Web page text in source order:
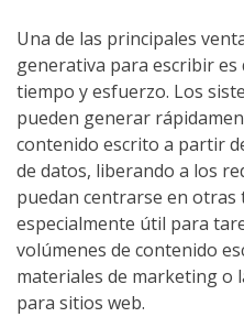
Una de las principales
generativa para escribir
tiempo y esfuerzo. Los
pueden generar
contenido escrito a partir
de datos, liberando a los
puedan centrarse en otras
especialmente útil para
volúmenes de contenido
materiales de marketing o
para sitios web.